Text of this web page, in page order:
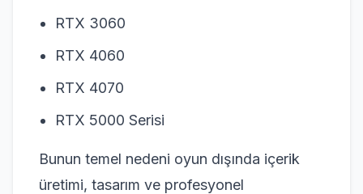
RTX 3060
RTX 4060
RTX 4070
RTX 5000 Serisi
Bunun temel nedeni oyun dışında içerik
üretimi, tasarım ve profesyonel